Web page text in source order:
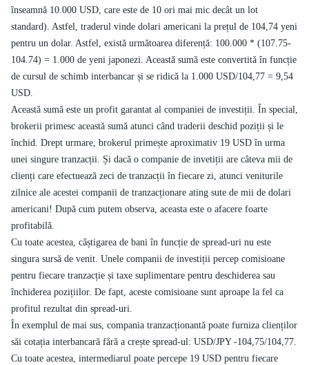
înseamnă 10.000 USD, care este de 10 ori mai mic decât un lot
standard). Astfel, traderul vinde dolari americani la prețul de 104,74 yeni
pentru un dolar. Astfel, există următoarea diferență: 100.000 * (107.75-
104.74) = 1.000 de yeni japonezi. Această sumă este convertită în funcție
de cursul de schimb interbancar și se ridică la 1.000 USD/104,77 = 9,54
USD.
Această sumă este un profit garantat al companiei de investiții. În special,
brokerii primesc această sumă atunci când traderii deschid poziții și le
închid. Drept urmare, brokerul primește aproximativ 19 USD în urma
unei singure tranzacții. Și dacă o companie de invetiții are câteva mii de
clienți care efectuează zeci de tranzacții în fiecare zi, atunci veniturile
zilnice ale acestei companii de tranzacționare ating sute de mii de dolari
americani! După cum putem observa, aceasta este o afacere foarte
profitabilă.
Cu toate acestea, câștigarea de bani în funcție de spread-uri nu este
singura sursă de venit. Unele companii de investiții percep comisioane
pentru fiecare tranzacție și taxe suplimentare pentru deschiderea sau
închiderea pozițiilor. De fapt, aceste comisioane sunt aproape la fel ca
profitul rezultat din spread-uri.
În exemplul de mai sus, compania tranzacționantă poate furniza clienților
săi cotația interbancară fără a crește spread-ul: USD/JPY -104,75/104,77.
Cu toate acestea, intermediarul poate percepe 19 USD pentru fiecare